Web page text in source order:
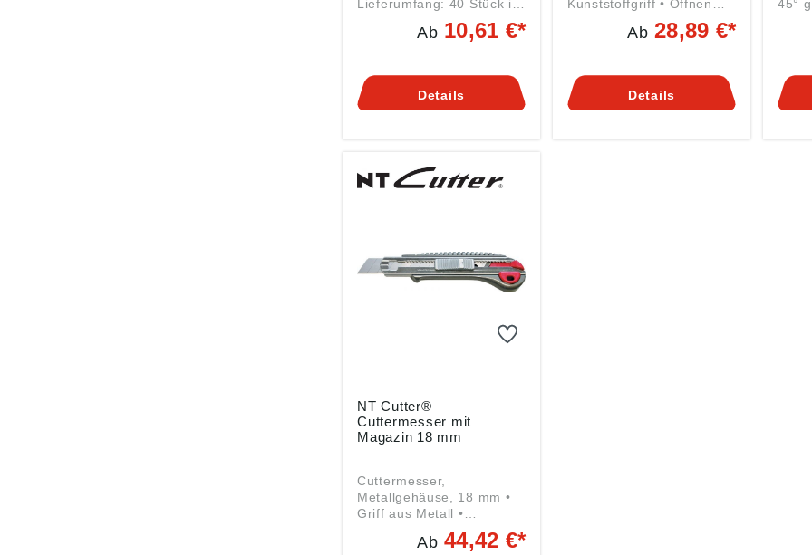
Lieferumfang: 40 Stück im
Ab 10,61 €*
Details
Kunststoffgriff • Öffnen
von Kartons und Folien •
Herausziehen von
Schraube Lieferung: Mit 2
Klingen.
Ab28,89 €*
Details
45°
NT Cutter®
Cuttermesser mit
Magazin 18 mm
Cuttermesser,
Metallgehäuse, 18 mm •
Griff aus Metall •
Klingenführung aus Metall
• Fixierung der Klinge
Ab44,42 €*